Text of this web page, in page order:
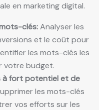
en marketing digital.
clés:Analyser les
et le coût pour
les mots-clés les
votre budget.
à fort potentiel et de
les mots-clés
vos efforts sur les